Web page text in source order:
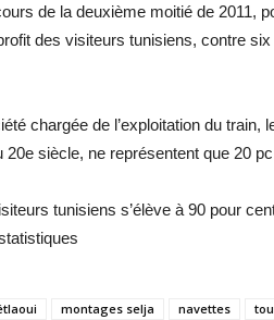
de la deuxième moitié de 2011,
des visiteurs tunisiens, contre
chargée de l’exploitation du train,
siècle, ne représentent que 20
tunisiens s’élève à 90 pour
montages selja navettes